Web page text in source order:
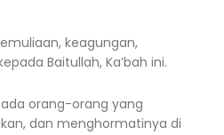
keagungan,
Baitullah, Ka’bah ini.
orang-orang yang
dan menghormatinya di